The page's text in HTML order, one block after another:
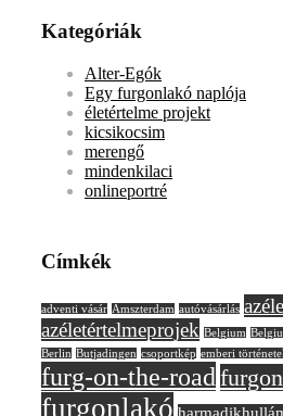
Kategóriák
Alter-Egók
Egy furgonlakó naplója
életértelme projekt
kicsikocsim
merengő
mindenkilaci
onlineportré
Címkék
adventi vásár Amszterdam autóvásárlás
azéletértelmeprojek Belgium
Berlin Butjadingen csoportkép emberi
furg-on-the-road furgon
furgonlakó